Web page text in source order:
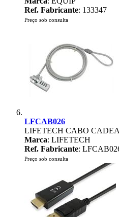
Ref. Fabricante: 133347
Preço sob consulta
LFCAB026
LIFETECH CABO
Marca: LIFETECH
Ref. Fabricante:
Preço sob consulta